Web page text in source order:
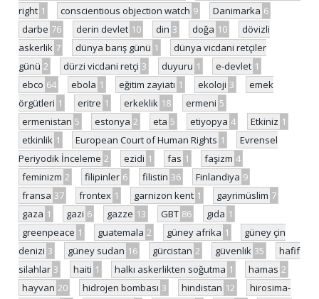
right 1 conscientious objection watch 9 Danimarka 6
darbe 76 derin devlet 10 din 3 doğa 10
dövizli
askerlik 7 dünya barış günü 1
dünya vicdani retçiler
günü 2 dürzi vicdani retçi 3 duyuru 1 e-devlet 1
ebco 64 ebola 1 eğitim zayiatı 1 ekoloji 3
emek
örgütleri 1 eritre 1 erkeklik 18 ermeni 5
ermenistan 5 estonya 2 eta 5 etiyopya 4 Etkiniz 1
etkinlik 1 European Court of Human Rights 1
Evrensel
Periyodik İnceleme 2 ezidi 1 fas 1 faşizm 4
feminizm 2 filipinler 6 filistin 36 Finlandiya 9
fransa 37 frontex 1 garnizon kent 1 gayrimüslim 7
gaza 1 gazi 6 gazze 13 GBT 86 gıda 1
greenpeace 1 guatemala 2 güney afrika 1
güney çin
denizi 3 güney sudan 16 gürcistan 2 güvenlik 35
hafif
silahlar 3 haiti 1 halkı askerlikten soğutma 1 hamas 2
hayvan 20 hidrojen bombası 3 hindistan 12
hirosima-